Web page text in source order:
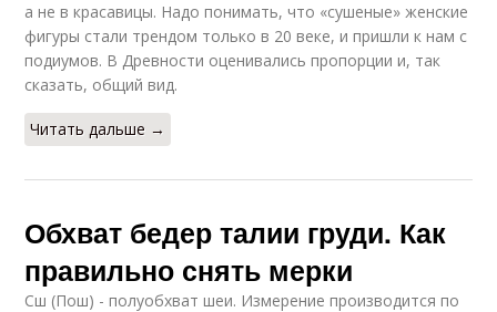
а не в красавицы. Надо понимать, что «сушеные» женские
фигуры стали трендом только в 20 веке, и пришли к нам с
подиумов. В Древности оценивались пропорции и, так
сказать, общий вид.
Читать дальше →
Обхват бедер талии груди. Как
правильно снять мерки
Сш (Пош) - полуобхват шеи. Измерение производится по